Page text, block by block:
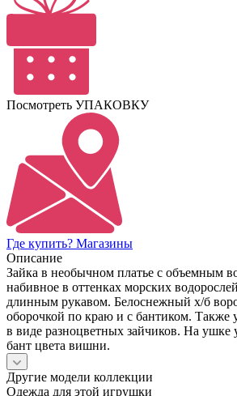
Посмотреть УПАКОВКУ
Где купить? Магазины
Описание
Зайка в необычном платье с объемным
набивное в оттенках морских
длинным рукавом. Белоснежный х/б
оборочкой по краю и с бантиком.
в виде разноцветных зайчиков. На ушке
бант цвета вишни.
Другие модели коллекции
Одежда для этой игрушки